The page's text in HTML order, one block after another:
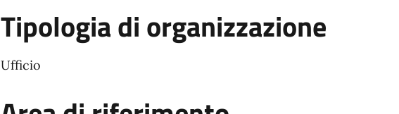
Tipologia di organizzazione
Ufficio